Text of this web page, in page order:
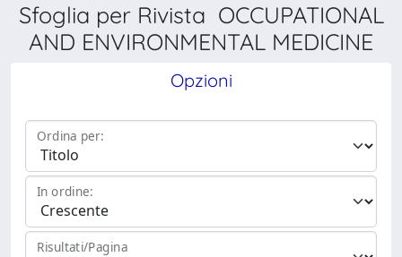
Sfoglia per Rivista OCCUPATIONAL
AND ENVIRONMENTAL MEDICINE
Opzioni
Ordina per:
In ordine:
Risultati/Pagina